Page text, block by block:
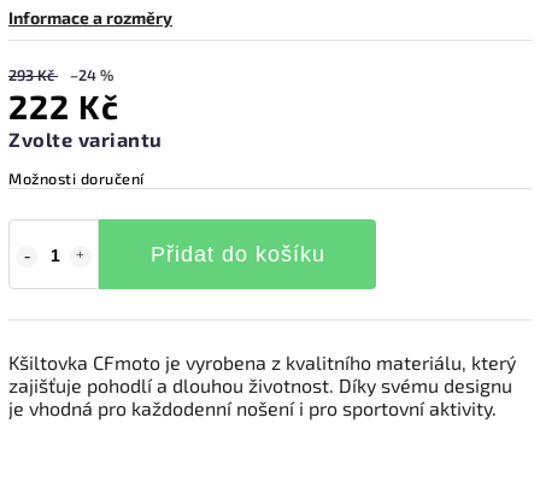
Informace a rozměry
293 Kč –24 %
222 Kč
Zvolte variantu
Možnosti doručení
Přidat do košíku
Kšiltovka CFmoto je vyrobena z kvalitního materiálu, který
zajišťuje pohodlí a dlouhou životnost. Díky svému designu
je vhodná pro každodenní nošení i pro sportovní aktivity.